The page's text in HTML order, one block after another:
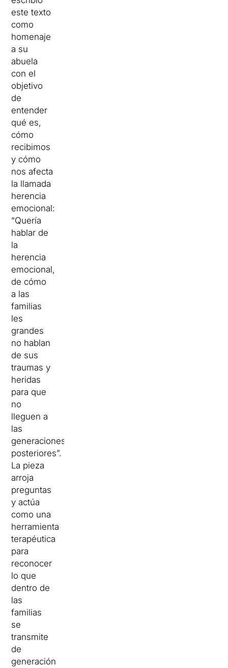
este texto
como
homenaje
a su
abuela
con el
objetivo
de
entender
qué es,
cómo
recibimos
y cómo
nos afecta
la llamada
herencia
emocional:
“Quería
hablar de
la
herencia
emocional,
de cómo
a las
familias
les
grandes
no hablan
de sus
traumas y
heridas
para que
no
lleguen a
las
generaciones
posteriores”.
La pieza
arroja
preguntas
y actúa
como una
herramienta
terapéutica
para
reconocer
lo que
dentro de
las
familias
se
transmite
de
generación